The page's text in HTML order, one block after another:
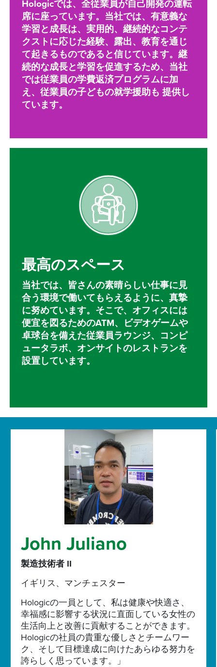
Hologicでは、全従業員が自己開発の運転
席に座っています。当社では、有意義な
学習と成長は、実用的、継続的なコンテ
クストに応じた経験、露出、教育を通じ
て起きるものであると信じています。継
続的な成長と学習を促進するため、当社
では従業員の学費返済プログラムに加
え、従業員の子どもの就学援助も 提供し
ています。
最高のスペース
当社では、皆さんの素晴らしい仕事に見
合う環境で働いてもらえるように、真摯
に努めています。そこで、オフィスには
便宜を図るためのATM、ビデオゲームや
卓球台を備えた従業員ラウンジ、コンピ
ュータラボ、オンサイトのレストランを
設置しています。
John Juliano
製造技術者 II
イギリス、マンチェスター
Hologicの一員として、私は健康や快適さ、
幸福感に影響する状況に直面している女性の
生活向上と改善に貢献することができます。
Hologicの社員の貴重な優しさとチームワー
ク、そして目標達成に向けたあらゆる努力を
誇らしく思っています。」